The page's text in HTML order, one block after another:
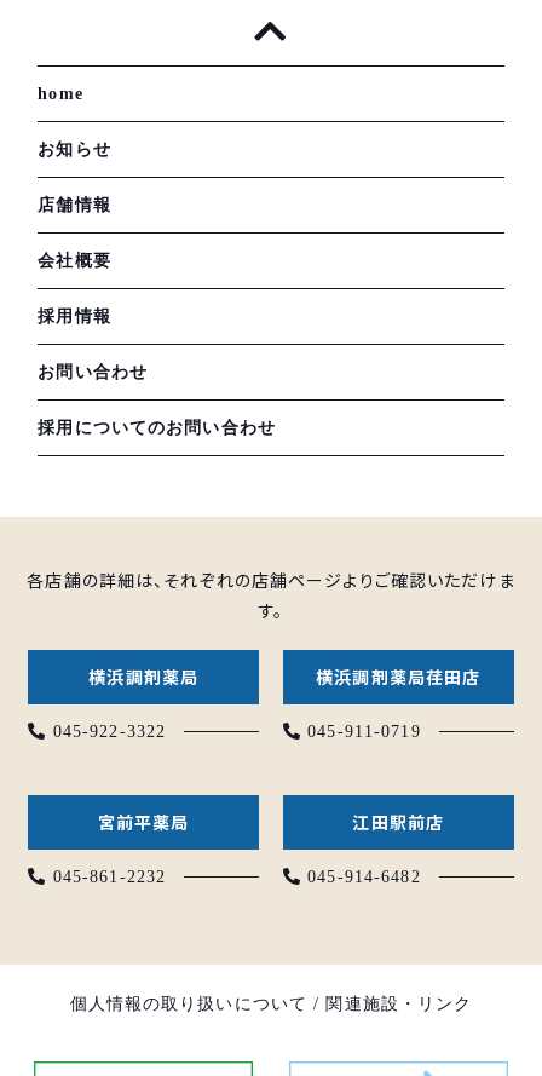
home
お知らせ
店舗情報
会社概要
採用情報
お問い合わせ
採用についてのお問い合わせ
各店舗の詳細は、それぞれの店舗ページよりご確認いただけま
す。
横浜調剤薬局
045-922-3322
横浜調剤薬局荏田店
045-911-0719
宮前平薬局
045-861-2232
江田駅前店
045-914-6482
個人情報の取り扱いについて / 関連施設・リンク